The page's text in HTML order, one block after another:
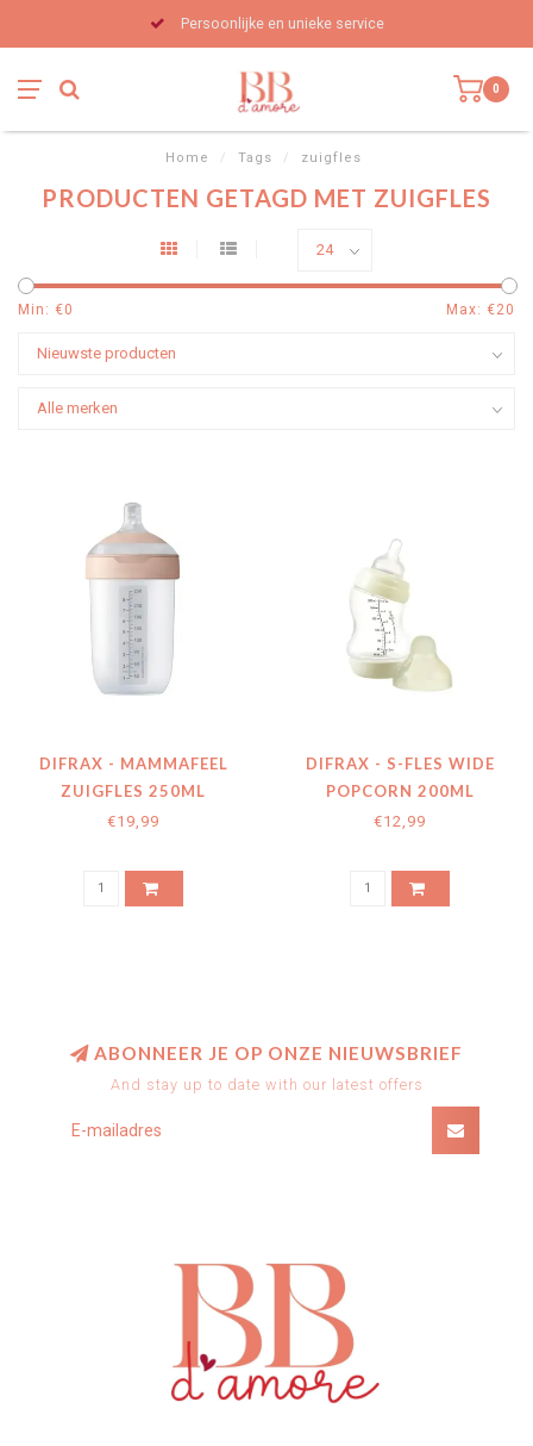
Persoonlijke en unieke service
0
Home / Tags / zuigfles
PRODUCTEN GETAGD MET ZUIGFLES
Min: €0 Max: €20
DIFRAX - MAMMAFEEL
ZUIGFLES 250ML
€19,99
DIFRAX - S-FLES WIDE
POPCORN 200ML
€12,99
ABONNEER JE OP ONZE NIEUWSBRIEF
And stay up to date with our latest offers